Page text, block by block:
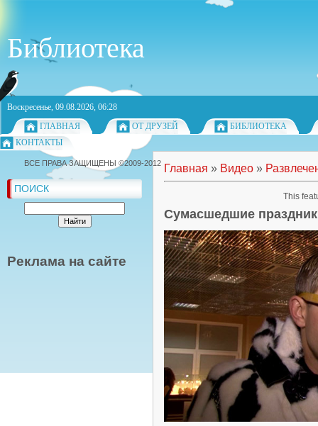
Библиотека
Воскресенье, 09.08.2026, 06:28
ГЛАВНАЯ
ОТ ДРУЗЕЙ
БИБЛИОТЕКА
КОНТАКТЫ
ПОИСК
Реклама на сайте
Главная » Видео »
Сумасшедшие
ВСЕ ПРАВА ЗАЩИЩЕНЫ ©2009-2012
This